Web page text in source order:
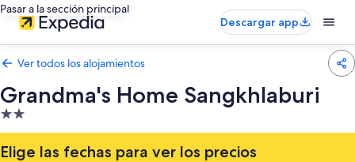
Pasar a la sección principal
Descargar app
Ver todos los alojamientos
Grandma's Home Sangkhlaburi
Alojamiento
de
2.0 estrellas
Elige las fechas para ver los precios